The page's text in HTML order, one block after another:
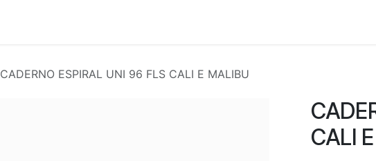
CADERNO ESPIRAL UNI 96 FLS CALI E MALIBU
CALI